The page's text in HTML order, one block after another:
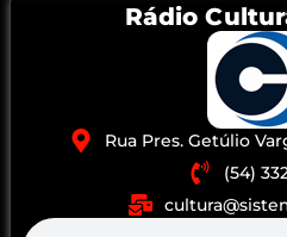
Rádio
Rua Pres. Getúlio
(54)